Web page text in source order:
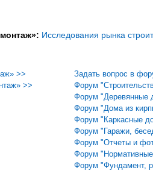
Исследования рынка
>>
>>
Задать вопрос в
Форум
Форум "Деревянные
Форум "Дома из
Форум "Каркасные
Форум "Гаражи,
Форум "Отчеты и
Форум "Нормативные
Форум "Фундамент,